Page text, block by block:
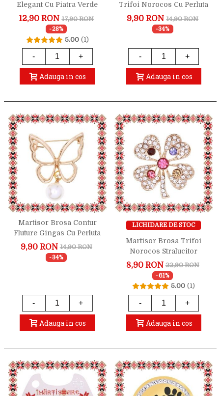
Elegant Cu Piatra Verde
12,90 RON 17,90 RON
-28%
5.00 (1)
- +
Adauga in cos
Trifoi Norocos Cu Perluta
9,90 RON 14,90 RON
-34%
- +
Adauga in cos
Martisor Brosa Contur
Fluture Gingas Cu Perluta
9,90 RON 14,90 RON
-34%
- +
Adauga in cos
LICHIDARE DE STOC
Martisor Brosa Trifoi
Norocos Stralucitor
8,90 RON 22,90 RON
-61%
5.00 (1)
- +
Adauga in cos